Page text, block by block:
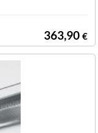
363,90 €